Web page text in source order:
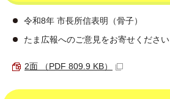
令和8年 市長所信表明（骨子）
たま広報へのご意見をお寄せください
2面 （PDF 809.9 KB）